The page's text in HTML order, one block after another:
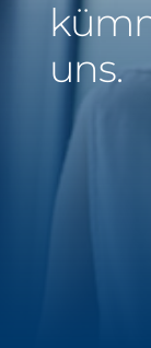
Middle
North
uns.